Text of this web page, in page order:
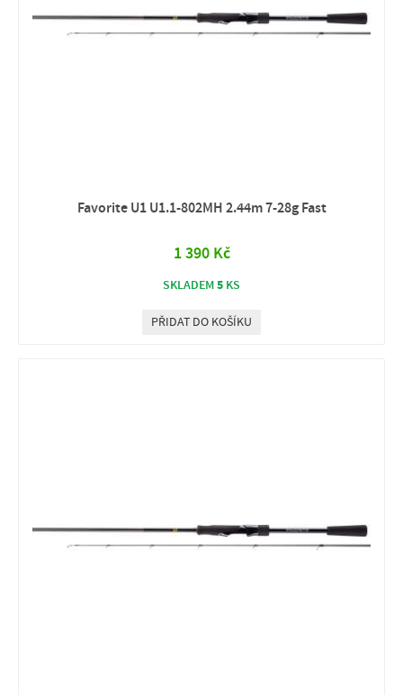
Favorite U1 U1.1-802MH 2.44m 7-28g Fast
1 390 Kč
SKLADEM5 KS
PŘIDAT DO KOŠÍKU